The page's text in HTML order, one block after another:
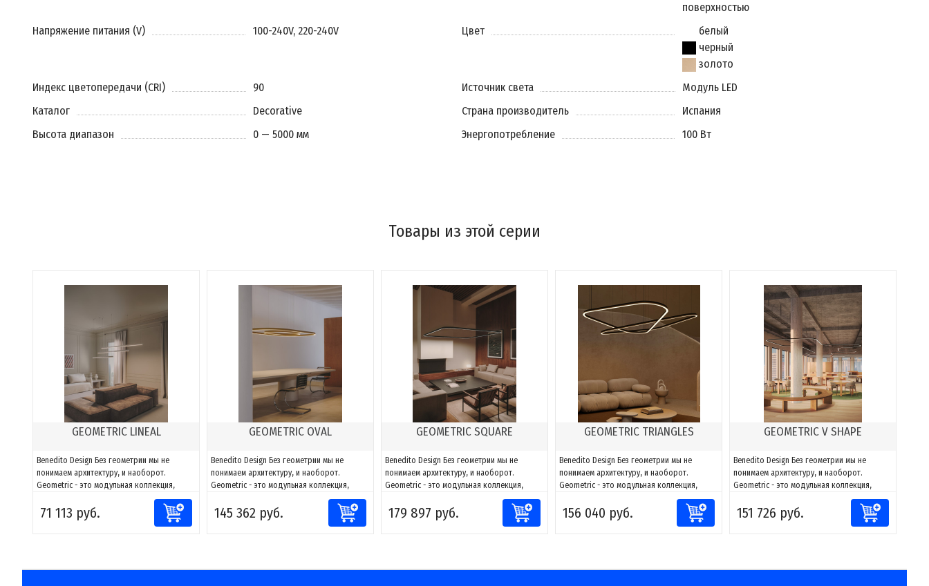
поверхностью
Напряжение питания (V)
100-240V, 220-240V Цвет
белый
черный
золото
Индекс цветопередачи (CRI)
90 Источник света
Модуль LED
Каталог
Decorative Страна производитель
Испания
Высота диапазон
0 — 5000 мм Энергопотребление 100 Вт
Товары из этой серии
GEOMETRIC LINEAL
Benedito Design Без геометрии мы не
понимаем архитектуру, и наоборот.
Geometric - это модульная коллекция,
способная адаптировать свет к любому
пространству. Благодаря сочетаниям
компонентов можно создавать фигуры и
71 113 руб.
GEOMETRIC OVAL
Benedito Design Без геометрии мы не
понимаем архитектуру, и наоборот.
Geometric - это модульная коллекция,
способная адаптировать свет к любому
пространству. Благодаря сочетаниям
компонентов можно создавать фигуры и
145 362 руб.
GEOMETRIC SQUARE
Benedito Design Без геометрии мы не
понимаем архитектуру, и наоборот.
Geometric - это модульная коллекция,
способная адаптировать свет к любому
пространству. Благодаря сочетаниям
компонентов можно создавать фигуры и
179 897 руб.
GEOMETRIC TRIANGLES
Benedito Design Без геометрии мы не
понимаем архитектуру, и наоборот.
Geometric - это модульная коллекция,
способная адаптировать свет к любому
пространству. Благодаря сочетаниям
компонентов можно создавать фигуры и
156 040 руб.
GEOMETRIC V SHAPE
Benedito Design Без геометрии мы не
понимаем архитектуру, и наоборот.
Geometric - это модульная коллекция,
способная адаптировать свет к любому
пространству. Благодаря сочетаниям
компонентов можно создавать фигуры и
151 726 руб.